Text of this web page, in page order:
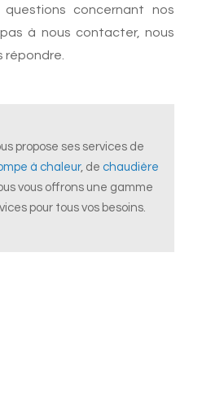
concernant nos
pas à nous contacter, nous
répondre.
propose ses services de
à chaleur, de chaudière
vous offrons une gamme
pour tous vos besoins.